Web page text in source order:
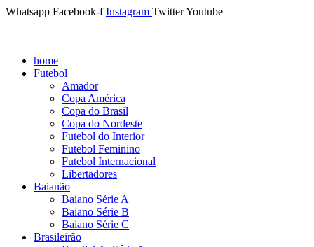
Whatsapp Facebook-f Instagram TwitterYoutube
home
Futebol
Amador
Copa América
Copa do Brasil
Copa do Nordeste
Futebol do Interior
Futebol Feminino
Futebol Internacional
Libertadores
Baianão
Baiano Série A
Baiano Série B
Baiano Série C
Brasileirão